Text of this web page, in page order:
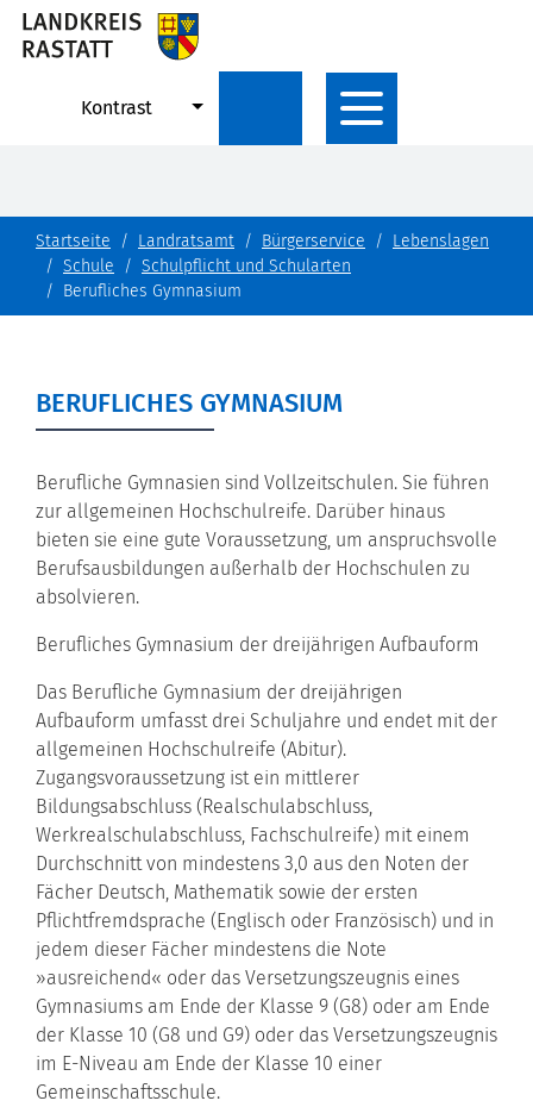
Kontrast
Startseite Landratsamt Bürgerservice
Lebenslagen
Schule
Schulpflicht und Schularten
Berufliches Gymnasium
BERUFLICHES GYMNASIUM
Berufliche Gymnasien sind Vollzeitschulen. Sie führen
zur allgemeinen Hochschulreife. Darüber hinaus
bieten sie eine gute Voraussetzung, um anspruchsvolle
Berufsausbildungen außerhalb der Hochschulen zu
absolvieren.
Berufliches Gymnasium der dreijährigen Aufbauform
Das Berufliche Gymnasium der dreijährigen
Aufbauform umfasst drei Schuljahre und endet mit der
allgemeinen Hochschulreife (Abitur).
Zugangsvoraussetzung ist ein mittlerer
Bildungsabschluss (Realschulabschluss,
Werkrealschulabschluss, Fachschulreife) mit einem
Durchschnitt von mindestens 3,0 aus den Noten der
Fächer Deutsch, Mathematik sowie der ersten
Pflichtfremdsprache (Englisch oder Französisch) und in
jedem dieser Fächer mindestens die Note
»ausreichend« oder das Versetzungszeugnis eines
Gymnasiums am Ende der Klasse 9 (G8) oder am Ende
der Klasse 10 (G8 und G9) oder das Versetzungszeugnis
im E-Niveau am Ende der Klasse 10 einer
Gemeinschaftsschule.